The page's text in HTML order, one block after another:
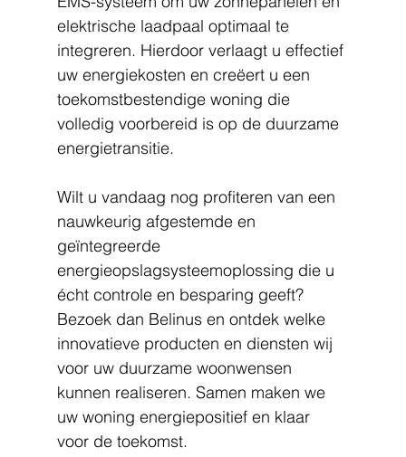
elektrische laadpaal optimaal te
integreren. Hierdoor verlaagt u effectief
uw energiekosten en creëert u een
toekomstbestendige woning die
volledig voorbereid is op de duurzame
energietransitie.
Wilt u vandaag nog profiteren van een
nauwkeurig afgestemde en
geïntegreerde
energieopslagsysteemoplossing die u
écht controle en besparing geeft?
Bezoek dan Belinus en ontdek welke
innovatieve producten en diensten wij
voor uw duurzame woonwensen
kunnen realiseren. Samen maken we
uw woning energiepositief en klaar
voor de toekomst.